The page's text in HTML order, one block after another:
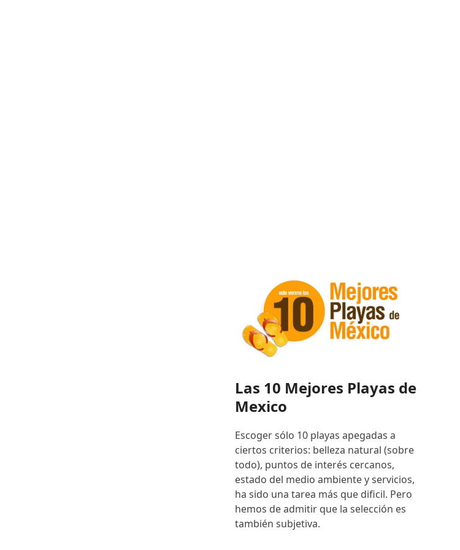
Las 10 Mejores Playas de
Mexico
Escoger sólo 10 playas apegadas a
ciertos criterios: belleza natural (sobre
todo), puntos de interés cercanos,
estado del medio ambiente y servicios,
ha sido una tarea más que dificil. Pero
hemos de admitir que la selección es
también subjetiva.